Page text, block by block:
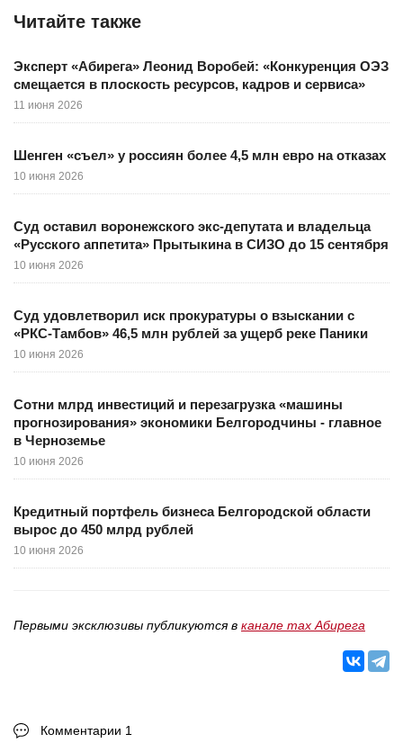
Читайте также
Эксперт «Абирега» Леонид Воробей: «Конкуренция ОЭЗ
смещается в плоскость ресурсов, кадров и сервиса»
11 июня 2026
Шенген «съел» у россиян более 4,5 млн евро на отказах
10 июня 2026
Суд оставил воронежского экс-депутата и владельца
«Русского аппетита» Прытыкина в СИЗО до 15 сентября
10 июня 2026
Суд удовлетворил иск прокуратуры о взыскании с
«РКС-Тамбов» 46,5 млн рублей за ущерб реке Паники
10 июня 2026
Сотни млрд инвестиций и перезагрузка «машины
прогнозирования» экономики Белгородчины - главное
в Черноземье
10 июня 2026
Кредитный портфель бизнеса Белгородской области
вырос до 450 млрд рублей
10 июня 2026
Первыми эксклюзивы публикуются в канале max Абирега
Комментарии 1